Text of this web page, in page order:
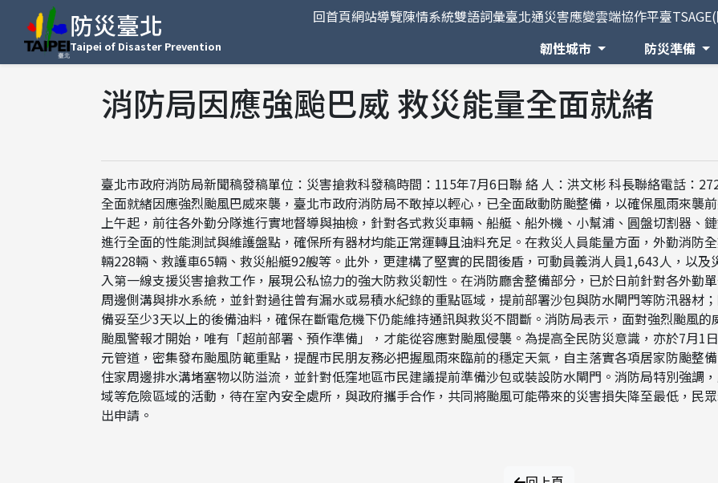
防災臺北
Taipei of Disaster Prevention
回首頁網站導覽陳情系統雙語詞彙臺北通災害應變雲端協作平臺
韌性城市
防災準備
消防局因應強颱巴威 救災能量全面就緒
臺北市政府消防局新聞稿發稿單位：災害搶救科發稿時間：115年7月6日聯 絡 人：洪文彬 科長聯絡電話：
全面就緒因應強烈颱風巴威來襲，臺北市政府消防局不敢掉以輕心，已全面啟動防颱整備，以確保風雨來襲
上午起，前往各外勤分隊進行實地督導與抽檢，針對各式救災車輛、船艇、船外機、小幫浦、圓盤切割器、
進行全面的性能測試與維護盤點，確保所有器材均能正常運轉且油料充足。在救災人員能量方面，外勤消防
輛228輛、救護車65輛、救災船艇92艘等。此外，更建構了堅實的民間後盾，可動員義消人員1,643人，以
入第一線支援災害搶救工作，展現公私協力的強大防救災韌性。在消防廳舍整備部分，已於日前針對各外勤
周邊側溝與排水系統，並針對過往曾有漏水或易積水紀錄的重點區域，提前部署沙包與防水閘門等防汛器材
備妥至少3天以上的後備油料，確保在斷電危機下仍能維持通訊與救災不間斷。消防局表示，面對強烈颱風
颱風警報才開始，唯有「超前部署、預作準備」，才能從容應對颱風侵襲。為提高全民防災意識，亦於7月1
元管道，密集發布颱風防範重點，提醒市民朋友務必把握風雨來臨前的穩定天氣，自主落實各項居家防颱
住家周邊排水溝堵塞物以防溢流，並針對低窪地區市民建議提前準備沙包或裝設防水閘門。消防局特別強調
域等危險區域的活動，待在室內安全處所，與政府攜手合作，共同將颱風可能帶來的災害損失降至最低，民
出申請。